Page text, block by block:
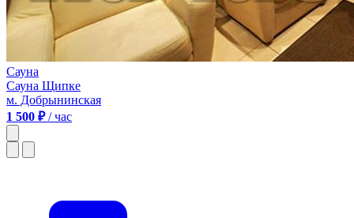
Сауна
Сауна Щипке
м. Добрынинская
1 500 ₽/ час